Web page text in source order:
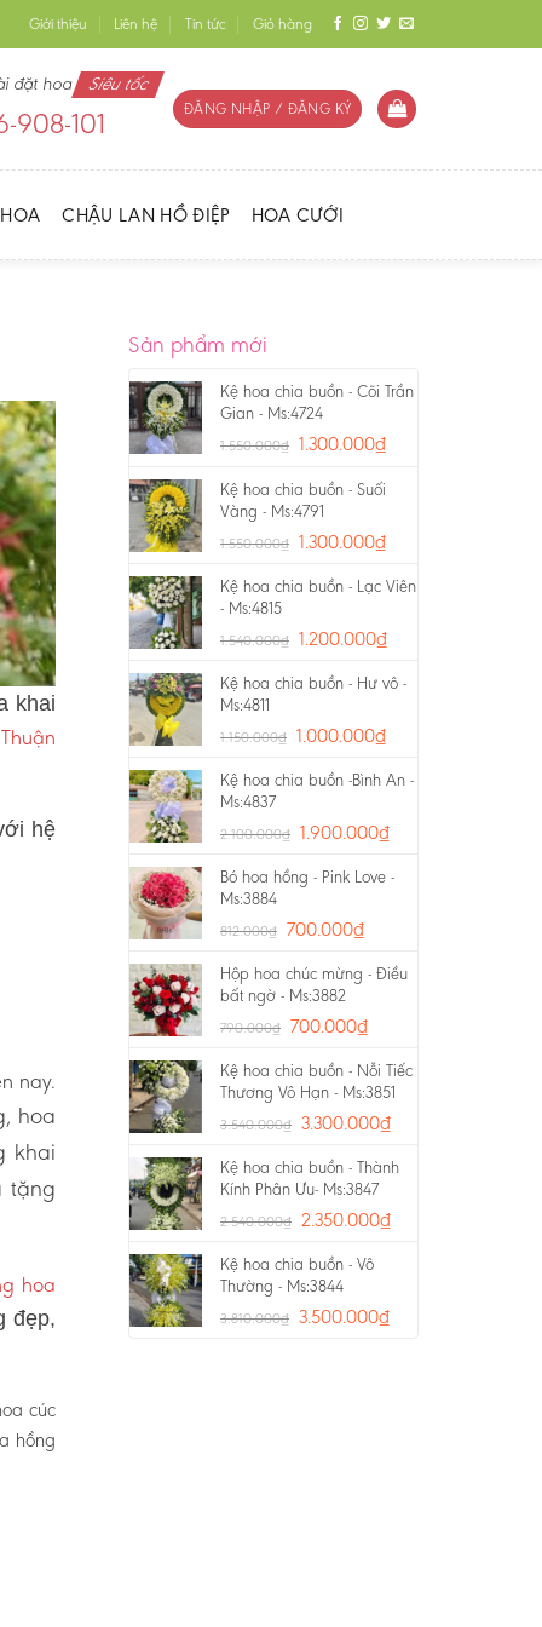
Giới thiệu Liên hệ Tin tức Giỏ hàng
đặt hoa Siêu tốc
908-101 ĐĂNG NHẬP / ĐĂNG KÝ
CHẬU LAN HỒ ĐIỆP HOA CƯỚI
khai
hệ
nay.
hoa
khai
tặng
hoa
đẹp,
cúc
hồng
Sản phẩm mới
Kệ hoa chia buồn - Cõi Trần
Gian - Ms:4724
1.550.000₫ 1.300.000₫
Kệ hoa chia buồn - Suối
Vàng - Ms:4791
1.550.000₫ 1.300.000₫
Kệ hoa chia buồn - Lạc Viên
- Ms:4815
1.540.000₫ 1.200.000₫
Kệ hoa chia buồn - Hư vô -
Ms:4811
1.150.000₫ 1.000.000₫
Kệ hoa chia buồn -Bình An -
Ms:4837
2.100.000₫ 1.900.000₫
Bó hoa hồng - Pink Love -
Ms:3884
812.000₫ 700.000₫
Hộp hoa chúc mừng - Điều
bất ngờ - Ms:3882
790.000₫ 700.000₫
Kệ hoa chia buồn - Nỗi Tiếc
Thương Vô Hạn - Ms:3851
3.540.000₫ 3.300.000₫
Kệ hoa chia buồn - Thành
Kính Phân Ưu- Ms:3847
2.540.000₫ 2.350.000₫
Kệ hoa chia buồn - Vô
Thường - Ms:3844
3.810.000₫ 3.500.000₫